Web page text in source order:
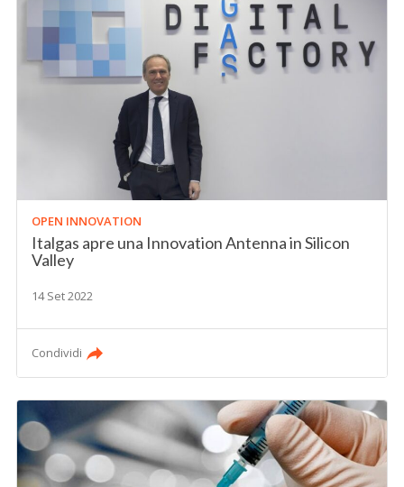
OPEN INNOVATION
Italgas apre una Innovation Antenna in Silicon
Valley
14 Set 2022
Condividi